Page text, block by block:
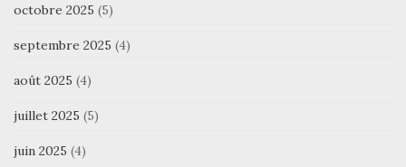
octobre 2025 (5)
septembre 2025 (4)
août 2025 (4)
juillet 2025 (5)
juin 2025 (4)